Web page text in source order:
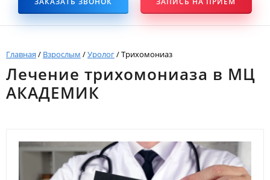
Главная / Взрослым /Уролог/Трихомониаз
Лечение трихомониаза в МЦ
АКАДЕМИК